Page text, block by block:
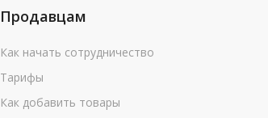
Продавцам
Как начать сотрудничество
Тарифы
Как добавить товары